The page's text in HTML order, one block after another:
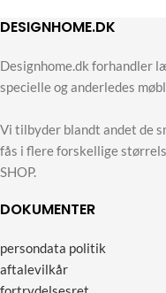
DESIGNHOME.DK
Designhome.dk forhandler
specielle og anderledes
Vi tilbyder blandt andet de
fås i flere forskellige
SHOP.
DOKUMENTER
persondata politik
aftalevilkår